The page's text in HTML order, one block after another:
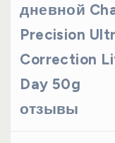
дневной
Precision
Correction
Day 50g
отзывы